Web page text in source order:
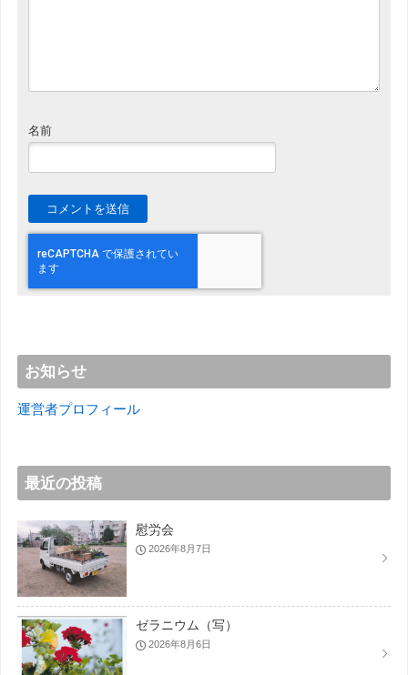
名前
お知らせ
運営者プロフィール
最近の投稿
慰労会
2026年8月7日
ゼラニウム（写）
2026年8月6日